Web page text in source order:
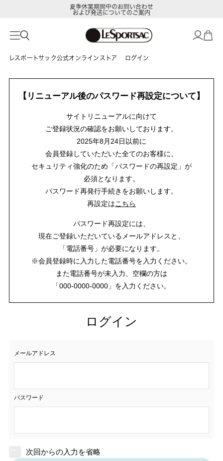
夏季休業期間中のお問い合わせ
および発送についてのご案内
レスポートサック公式オンラインストア ログイン
【リニューアル後のパスワード再設定について】
サイトリニューアルに向けて
ご登録状況の確認をお願いしております。
2025年8月24日以前に
会員登録していただいた全てのお客様に、
セキュリティ強化のため「パスワードの再設定」が
必須となります。
パスワード再発行手続きをお願いします。
再設定はこちら
パスワード再設定には、
現在ご登録いただいているメールアドレスと、
「電話番号」が必要になります。
※会員登録時に入力した電話番号を入力ください。
また電話番号が未入力、空欄の方は
「000-0000-0000」を入力ください。
ログイン
メールアドレス
パスワード
次回からの入力を省略